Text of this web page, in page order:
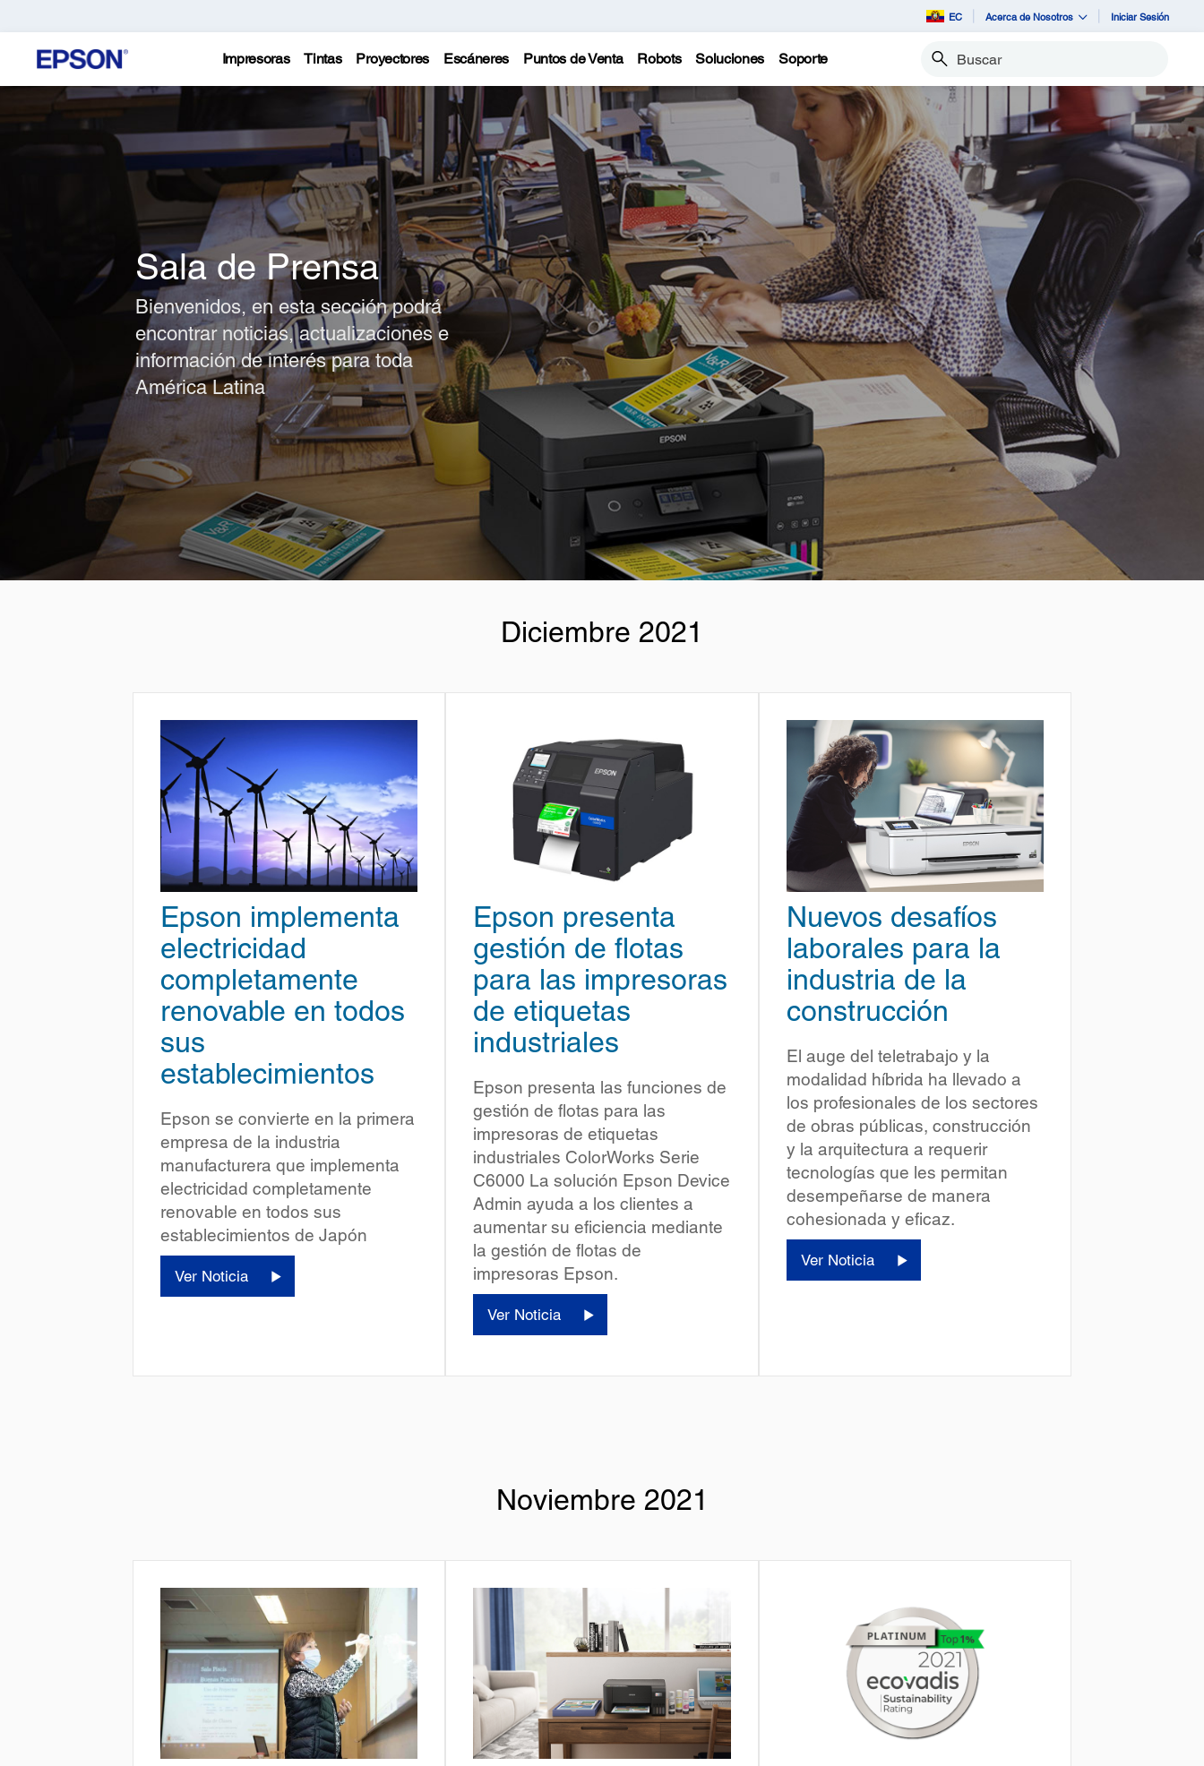
EC Acerca de Nosotros Iniciar Sesión
Impresoras Tintas Proyectores Escáneres Puntos de Venta Robots Soluciones Soporte Buscar
Sala de Prensa
Bienvenidos, en esta sección podrá
encontrar noticias, actualizaciones e
información de interés para toda
América Latina
Diciembre 2021
Epson implementa
electricidad
completamente
renovable en todos
sus
establecimientos
Epson se convierte en la primera
empresa de la industria
manufacturera que implementa
electricidad completamente
renovable en todos sus
establecimientos de Japón
Ver Noticia
Epson presenta
gestión de flotas
para las impresoras
de etiquetas
industriales
Epson presenta las funciones de
gestión de flotas para las
impresoras de etiquetas
industriales ColorWorks Serie
C6000 La solución Epson Device
Admin ayuda a los clientes a
aumentar su eficiencia mediante
la gestión de flotas de
impresoras Epson.
Ver Noticia
Nuevos desafíos
laborales para la
industria de la
construcción
El auge del teletrabajo y la
modalidad híbrida ha llevado a
los profesionales de los sectores
de obras públicas, construcción
y la arquitectura a requerir
tecnologías que les permitan
desempeñarse de manera
cohesionada y eficaz.
Ver Noticia
Noviembre 2021